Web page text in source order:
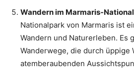
Wandern im Marmaris-
Nationalpark von Marmaris ist
Wandern und Naturerleben. Es
Wanderwege, die durch üppige
atemberaubenden